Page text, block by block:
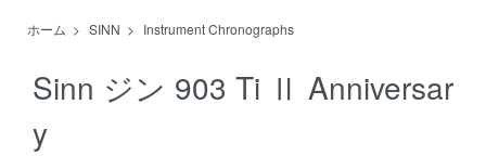
ホーム > SINN > Instrument Chronographs
Sinn ジン 903 Ti Ⅱ Anniversar
y